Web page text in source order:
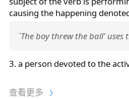
causing the happening
`The boy threw the ball' uses
3. a person devoted to the
查看更多